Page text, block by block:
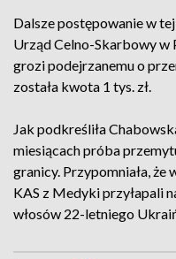
Dalsze postępowanie w
Urząd Celno-Skarbowy w
grozi podejrzanemu o
została kwota 1 tys. zł.
Jak podkreśliła
miesiącach próba
granicy. Przypomniała, że
KAS z Medyki przyłapali
włosów 22-letniego